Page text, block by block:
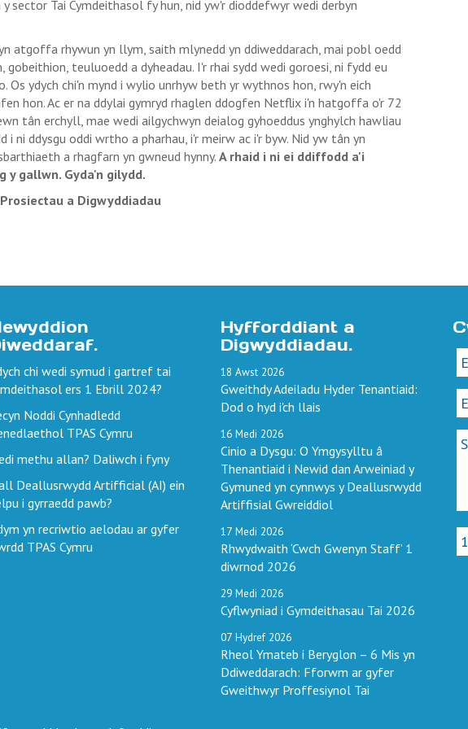
sector Tai Cymdeithasol fy hun, nid yw'r dioddefwyr wedi derbyn
atgoffa rhywun yn llym, saith mlynedd yn ddiweddarach, mai pobl oedd
gobeithion, teuluoedd a dyheadau. I'r rhai sydd wedi goroesi, ni fydd eu
Os ydych chi'n mynd i wylio unrhyw beth yr wythnos hon, rwy'n eich
hon. Ac er na ddylai gymryd rhaglen ddogfen Netflix i'n hatgoffa o'r 72
tân erchyll, mae wedi ailgychwyn deialog gyhoeddus ynghylch hawliau
i ni ddysgu oddi wrtho a pharhau, i'r meirw ac i'r byw. Nid yw tân yn
a rhagfarn yn gwneud hynny. A rhaid i ni ei ddiffodd a'i
y gallwn. Gyda'n gilydd.
a Digwyddiadau
chi wedi symud i gartref tai
ers 1 Ebrill 2024?
Noddi Cynhadledd
TPAS Cymru
methu allan? Daliwch i fyny
Deallusrwydd Artifficial (AI) ein
i gyrraedd pawb?
yn recriwtio aelodau ar gyfer
TPAS Cymru
Hyfforddiant a
Digwyddiadau.
18 Awst 2026
Gweithdy Adeiladu Hyder Tenantiaid:
Dod o hyd i'ch llais
16 Medi 2026
Cinio a Dysgu: O Ymgysylltu â
Thenantiaid i Newid dan Arweiniad y
Gymuned yn cynnwys y Deallusrwydd
Artiffisial Gwreiddiol
17 Medi 2026
Rhwydwaith ‘Cwch Gwenyn Staff’ 1
diwrnod 2026
29 Medi 2026
Cyflwyniad i Gymdeithasau Tai 2026
07 Hydref 2026
Rheol Ymateb i Beryglon – 6 Mis yn
Ddiweddarach: Fforwm ar gyfer
Gweithwyr Proffesiynol Tai